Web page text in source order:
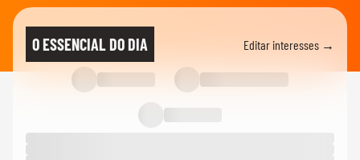
O ESSENCIAL DO DIA Editar interesses →